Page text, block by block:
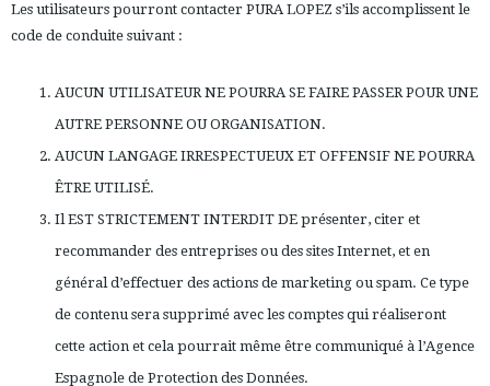
Les utilisateurs pourront contacter PURA LOPEZ s’ils accomplissent le
code de conduite suivant :
AUCUN UTILISATEUR NE POURRA SE FAIRE PASSER POUR UNE
AUTRE PERSONNE OU ORGANISATION.
AUCUN LANGAGE IRRESPECTUEUX ET OFFENSIF NE POURRA
ÊTRE UTILISÉ.
Il EST STRICTEMENT INTERDIT DE présenter, citer et
recommander des entreprises ou des sites Internet, et en
général d’effectuer des actions de marketing ou spam. Ce type
de contenu sera supprimé avec les comptes qui réaliseront
cette action et cela pourrait même être communiqué à l’Agence
Espagnole de Protection des Données.